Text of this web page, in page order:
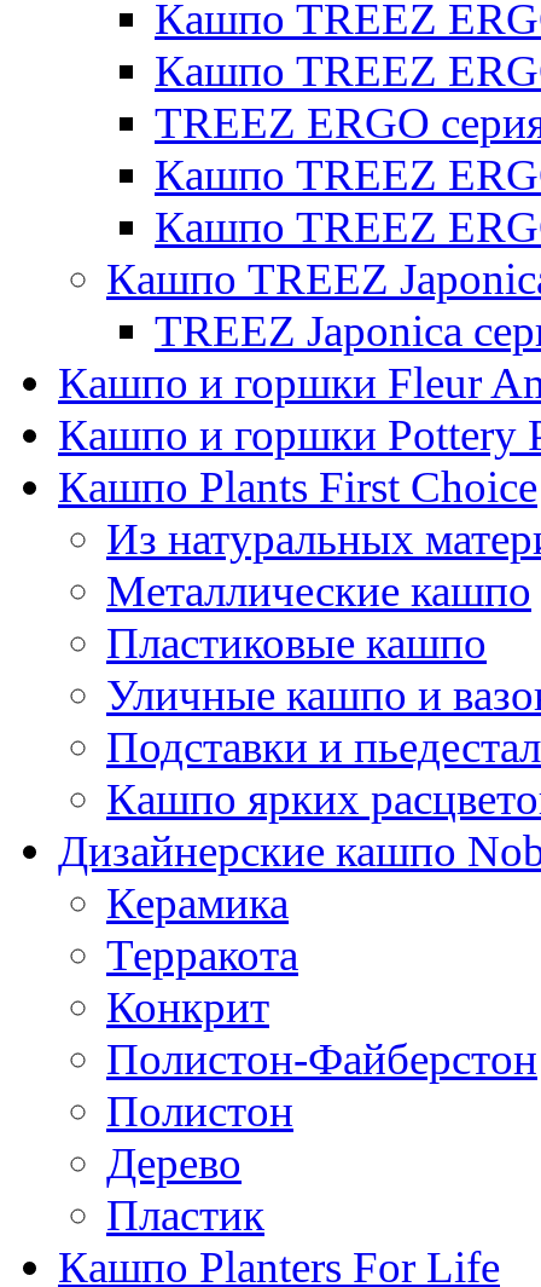
Кашпо TREEZ
Кашпо TREEZ
TREEZ ERGO
Кашпо TREEZ
Кашпо TREEZ
Кашпо TREEZ
TREEZ Japonica
Кашпо и горшки Fleur
Кашпо и горшки Pottery
Кашпо Plants First Choice
Из натуральных
Металлические кашпо
Пластиковые кашпо
Уличные кашпо и
Подставки и
Кашпо ярких
Дизайнерские кашпо
Керамика
Терракота
Конкрит
Полистон-Файберстон
Полистон
Дерево
Пластик
Кашпо Planters For Life